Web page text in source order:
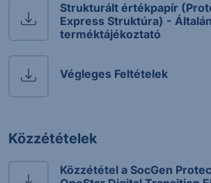
Strukturált értékpapír
Express Struktúra) -
terméktájékoztató
Végleges Feltételek
Közzétételek
Közzététel a SocGen